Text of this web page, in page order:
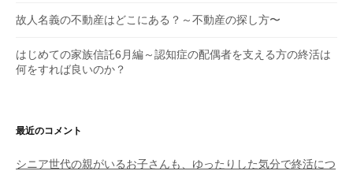
故人名義の不動産はどこにある？～不動産の探し方〜
はじめての家族信託6月編～認知症の配偶者を支える方の終活は
何をすれば良いのか？
最近のコメント
シニア世代の親がいるお子さんも、ゆったりした気分で終活につ